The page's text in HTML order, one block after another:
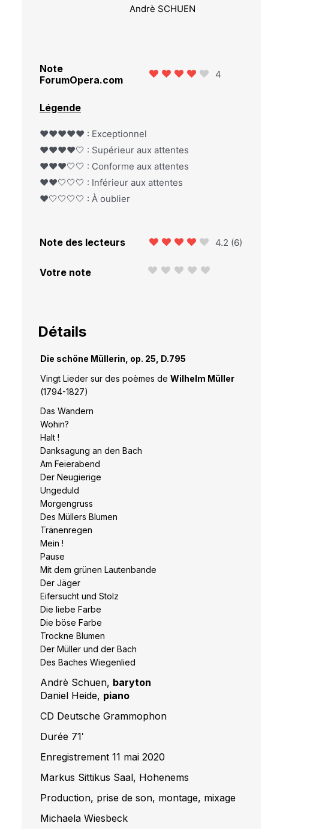
Andrè SCHUEN
Note
ForumOpera.com
4
Légende
❤️❤️❤️❤️❤️ : Exceptionnel
❤️❤️❤️❤️🤍 : Supérieur aux attentes
❤️❤️❤️🤍🤍 : Conforme aux attentes
❤️❤️🤍🤍🤍 : Inférieur aux attentes
❤️🤍🤍🤍🤍 : À oublier
Note des lecteurs 4.2 (6)
Votre note
Détails
Die schöne Müllerin, op. 25, D.795
Vingt Lieder sur des poèmes de Wilhelm Müller
(1794-1827)
Das Wandern
Wohin?
Halt !
Danksagung an den Bach
Am Feierabend
Der Neugierige
Ungeduld
Morgengruss
Des Müllers Blumen
Tränenregen
Mein !
Pause
Mit dem grünen Lautenbande
Der Jäger
Eifersucht und Stolz
Die liebe Farbe
Die böse Farbe
Trockne Blumen
Der Müller und der Bach
Des Baches Wiegenlied
Andrè Schuen, baryton
Daniel Heide, piano
CD Deutsche Grammophon
Durée 71′
Enregistrement 11 mai 2020
Markus Sittikus Saal, Hohenems
Production, prise de son, montage, mixage
Michaela Wiesbeck